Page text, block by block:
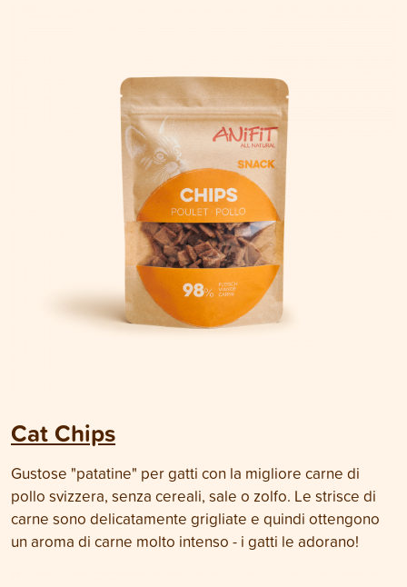
Cat Chips
Gustose "patatine" per gatti con la migliore carne di
pollo svizzera, senza cereali, sale o zolfo. Le strisce di
carne sono delicatamente grigliate e quindi ottengono
un aroma di carne molto intenso - i gatti le adorano!